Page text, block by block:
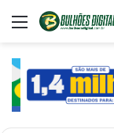
Menu